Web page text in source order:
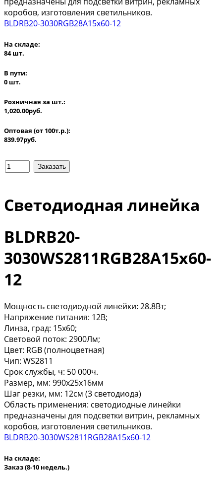
коробов, изготовления светильников.
BLDRB20-3030RGB28A15x60-12
На складе:
84 шт.
В пути:
0 шт.
Розничная за шт.:
1,020.00руб.
Оптовая (от 100т.р.):
839.97руб.
Светодиодная линейка
BLDRB20-
3030WS2811RGB28A15x60-
12
Мощность светодиодной линейки: 28.8Вт;
Напряжение питания: 12В;
Линза, град: 15x60;
Световой поток: 2900Лм;
Цвет: RGB (полноцветная)
Чип: WS2811
Срок службы, ч: 50 000ч.
Размер, мм: 990x25x16мм
Шаг резки, мм: 12см (3 светодиода)
Область применения: светодиодные линейки
предназначены для подсветки витрин, рекламных
коробов, изготовления светильников.
BLDRB20-3030WS2811RGB28A15x60-12
На складе:
Заказ(8-10 недель.)